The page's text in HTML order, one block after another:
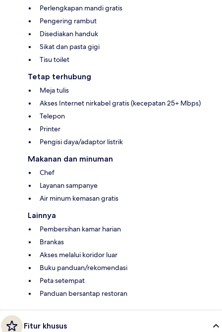
Perlengkapan mandi gratis
Pengering rambut
Disediakan handuk
Sikat dan pasta gigi
Tisu toilet
Tetap terhubung
Meja tulis
Akses Internet nirkabel gratis (kecepatan 25+ Mbps)
Telepon
Printer
Pengisi daya/adaptor listrik
Makanan dan minuman
Chef
Layanan sampanye
Air minum kemasan gratis
Lainnya
Pembersihan kamar harian
Brankas
Akses melalui koridor luar
Buku panduan/rekomendasi
Peta setempat
Panduan bersantap restoran
Fitur khusus